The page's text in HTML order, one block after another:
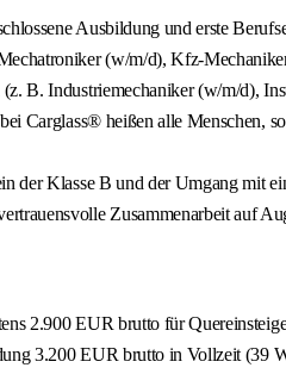
Ausbildung und erste
(w/m/d), Kfz-
B. Industriemechaniker (w/m/d),
Carglass® heißen alle Menschen,
der Klasse B und der Umgang mit
Zusammenarbeit auf
2.900 EUR brutto für
3.200 EUR brutto in Vollzeit (39